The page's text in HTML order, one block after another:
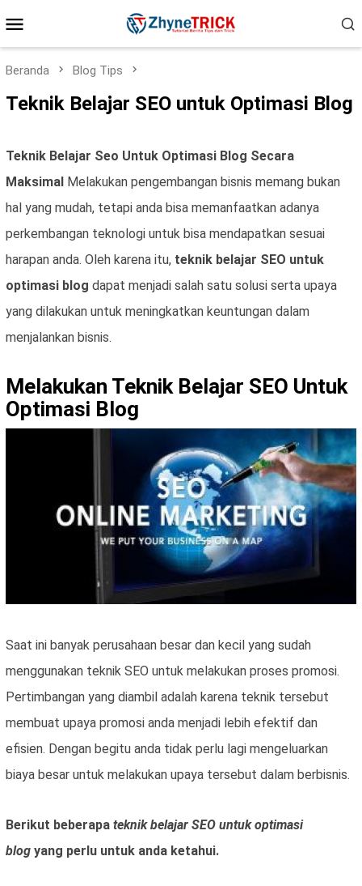
ke
Mobile
Beranda Blog Tips
Teknik Belajar SEO untuk Optimasi Blog
Teknik Belajar Seo Untuk Optimasi Blog Secara
Maksimal Melakukan pengembangan bisnis memang bukan
hal yang mudah, tetapi anda bisa memanfaatkan adanya
perkembangan teknologi untuk bisa mendapatkan sesuai
harapan anda. Oleh karena itu, teknik belajar SEO untuk
optimasi blog dapat menjadi salah satu solusi serta upaya
yang dilakukan untuk meningkatkan keuntungan dalam
menjalankan bisnis.
Melakukan Teknik Belajar SEO Untuk
Optimasi Blog
Saat ini banyak perusahaan besar dan kecil yang sudah
menggunakan teknik SEO untuk melakukan proses promosi.
Pertimbangan yang diambil adalah karena teknik tersebut
membuat upaya promosi anda menjadi lebih efektif dan
efisien. Dengan begitu anda tidak perlu lagi mengeluarkan
biaya besar untuk melakukan upaya tersebut dalam berbisnis.
Berikut beberapa teknik belajar SEO untuk optimasi
blog yang perlu untuk anda ketahui.